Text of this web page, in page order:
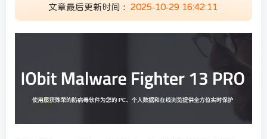
文章最后更新时间： 2025-10-29 16:42:11